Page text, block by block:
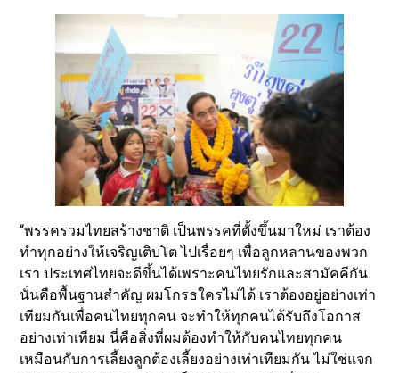
“พรรครวมไทยสร้างชาติ เป็นพรรคที่ตั้งขึ้นมาใหม่ เราต้อง
ทำทุกอย่างให้เจริญเติบโต ไปเรื่อยๆ เพื่อลูกหลานของพวก
เรา ประเทศไทยจะดีขึ้นได้เพราะคนไทยรักและสามัคคีกัน
นั่นคือพื้นฐานสำคัญ ผมโกรธใครไม่ได้ เราต้องอยู่อย่างเท่า
เทียมกันเพื่อคนไทยทุกคน จะทำให้ทุกคนได้รับถึงโอกาส
อย่างเท่าเทียม นี่คือสิ่งที่ผมต้องทำให้กับคนไทยทุกคน
เหมือนกับการเลี้ยงลูกต้องเลี้ยงอย่างเท่าเทียมกัน ไม่ใช่แจก